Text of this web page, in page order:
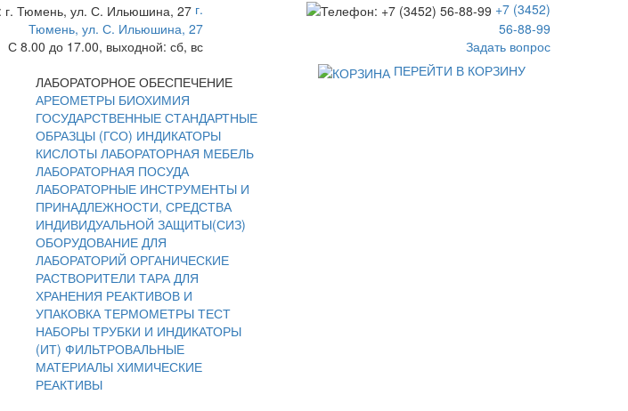
г.
Тюмень, ул. С. Ильюшина, 27
С 8.00 до 17.00, выходной: сб, вс
+7 (3452)
56-88-99
Задать вопрос
ЛАБОРАТОРНОЕ ОБЕСПЕЧЕНИЕ
АРЕОМЕТРЫ БИОХИМИЯ
ГОСУДАРСТВЕННЫЕ СТАНДАРТНЫЕ
ОБРАЗЦЫ (ГСО) ИНДИКАТОРЫ
КИСЛОТЫ ЛАБОРАТОРНАЯ МЕБЕЛЬ
ЛАБОРАТОРНАЯ ПОСУДА
ЛАБОРАТОРНЫЕ ИНСТРУМЕНТЫ И
ПРИНАДЛЕЖНОСТИ, СРЕДСТВА
ИНДИВИДУАЛЬНОЙ ЗАЩИТЫ(СИЗ)
ОБОРУДОВАНИЕ ДЛЯ
ЛАБОРАТОРИЙ ОРГАНИЧЕСКИЕ
РАСТВОРИТЕЛИ ТАРА ДЛЯ
ХРАНЕНИЯ РЕАКТИВОВ И
УПАКОВКА ТЕРМОМЕТРЫ ТЕСТ
НАБОРЫ ТРУБКИ И ИНДИКАТОРЫ
(ИТ) ФИЛЬТРОВАЛЬНЫЕ
МАТЕРИАЛЫ ХИМИЧЕСКИЕ
РЕАКТИВЫ
ПЕРЕЙТИ В КОРЗИНУ